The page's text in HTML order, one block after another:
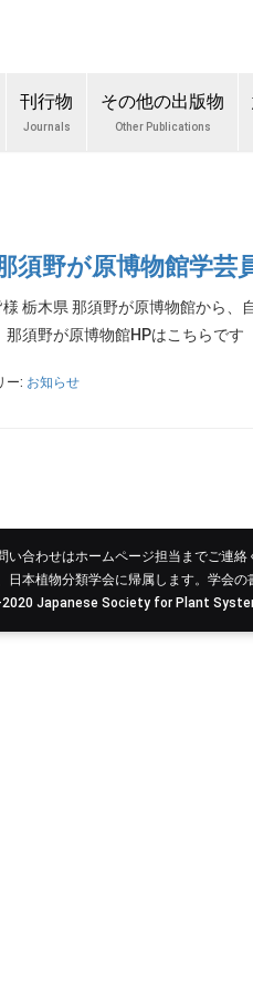
刊行物
Journals
その他の出版物
Other Publications
須野が原博物館学芸
栃木県 那須野が原博物館から
那須野が原博物館HPはこちらです
ー: お知らせ
い合わせはホームページ担当までご連絡
本植物分類学会に帰属します。学会
2020 Japanese Society for Plant